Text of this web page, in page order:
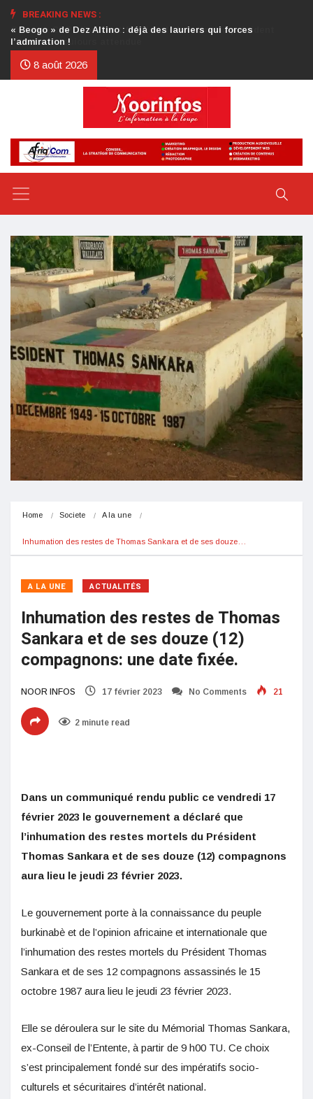
BREAKING NEWS :
Crise au CDP : l’authentification de la lettre du président
d’honneur toujours attendue
8 août 2026
Home Societe A la une
Inhumation des restes de Thomas Sankara et de ses douze…
A LA UNE ACTUALITÉS
Inhumation des restes de Thomas
Sankara et de ses douze (12)
compagnons: une date fixée.
NOOR INFOS 17 février 2023 No Comments 21
2 minute read
Dans un communiqué rendu public ce vendredi 17
février 2023 le gouvernement a déclaré que
l’inhumation des restes mortels du Président
Thomas Sankara et de ses douze (12) compagnons
aura lieu le jeudi 23 février 2023.
Le gouvernement porte à la connaissance du peuple
burkinabè et de l’opinion africaine et internationale que
l’inhumation des restes mortels du Président Thomas
Sankara et de ses 12 compagnons assassinés le 15
octobre 1987 aura lieu le jeudi 23 février 2023.
Elle se déroulera sur le site du Mémorial Thomas Sankara,
ex-Conseil de l’Entente, à partir de 9 h00 TU. Ce choix
s’est principalement fondé sur des impératifs socio-
culturels et sécuritaires d’intérêt national.